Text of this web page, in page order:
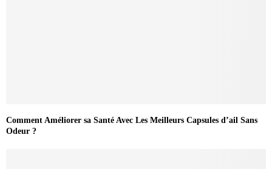
Comment Améliorer sa Santé Avec Les Meilleurs Capsules d’ail Sans
Odeur ?